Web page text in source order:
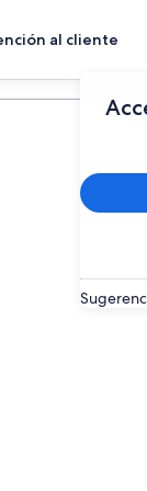
al cliente